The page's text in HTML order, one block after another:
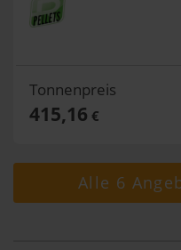
Tonnenpreis
415,16 €
Alle 6